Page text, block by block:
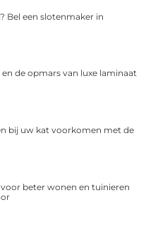
Bel een slotenmaker in
de opmars van luxe laminaat
bij uw kat voorkomen met de
beter wonen en tuinieren